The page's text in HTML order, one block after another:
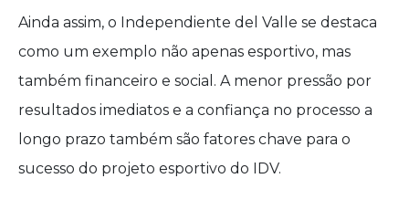
Ainda assim, o Independiente del Valle se destaca
como um exemplo não apenas esportivo, mas
também financeiro e social. A menor pressão por
resultados imediatos e a confiança no processo a
longo prazo também são fatores chave para o
sucesso do projeto esportivo do IDV.